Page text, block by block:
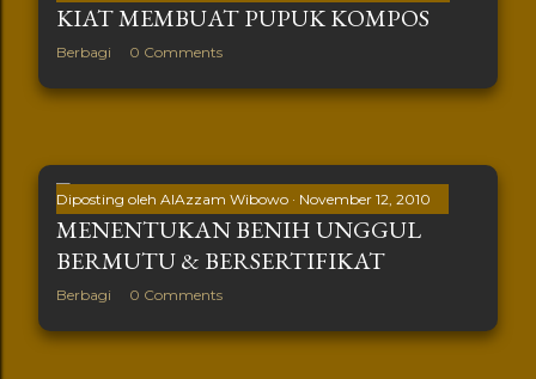
KIAT MEMBUAT PUPUK KOMPOS
Berbagi 0 Comments
Diposting oleh AlAzzam Wibowo November 12, 2010
MENENTUKAN BENIH UNGGUL
BERMUTU & BERSERTIFIKAT
Berbagi 0 Comments